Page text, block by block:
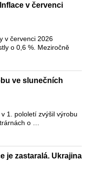
v červenci
v červenci 2026
o 0,6 %. Meziročně
ve slunečních
1. pololetí zvýšil výrobu
o …
je zastaralá. Ukrajina